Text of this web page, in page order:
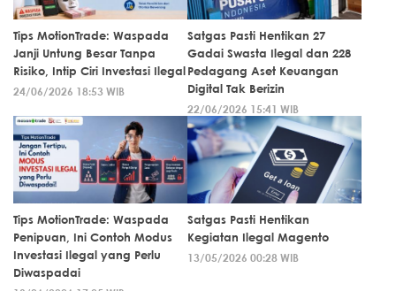
Tips MotionTrade: Waspada
Janji Untung Besar Tanpa
Risiko, Intip Ciri Investasi Ilegal
24/06/2026 18:53 WIB
Satgas Pasti Hentikan 27
Gadai Swasta Ilegal dan 228
Pedagang Aset Keuangan
Digital Tak Berizin
22/06/2026 15:41 WIB
Tips MotionTrade: Waspada
Penipuan, Ini Contoh Modus
Investasi Ilegal yang Perlu
Diwaspadai
Satgas Pasti Hentikan
Kegiatan Ilegal Magento
13/05/2026 00:28 WIB